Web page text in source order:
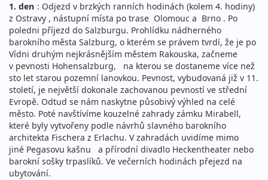
1. den : Odjezd v brzkých ranních hodinách (kolem 4. hodiny)
z Ostravy , nástupní místa po trase Olomouc a Brno . Po
poledni příjezd do Salzburgu. Prohlídku nádherného
barokního města Salzburg, o kterém se právem tvrdí, že je po
Vídni druhým nejkrásnějším městem Rakouska, začneme
v pevnosti Hohensalzburg, na kterou se dostaneme více než
sto let starou pozemní lanovkou. Pevnost, vybudovaná již v 11.
století, je největší dokonale zachovanou pevností ve střední
Evropě. Odtud se nám naskytne působivý výhled na celé
město. Poté navštívíme kouzelné zahrady zámku Mirabell,
které byly vytvořeny podle návrhů slavného barokního
architekta Fischera z Erlachu. V zahradách uvidíme mimo
jiné Pegasovu kašnu a přírodní divadlo Heckentheater nebo
barokní sošky trpaslíků. Ve večerních hodinách přejezd na
ubytování.